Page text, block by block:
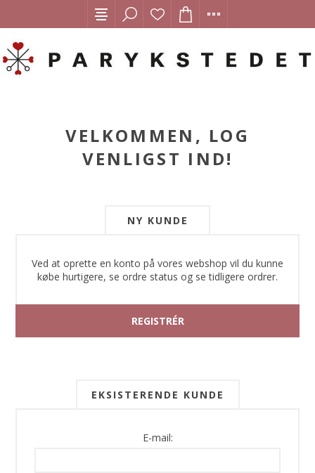
VELKOMMEN, LOG
VENLIGST IND!
NY KUNDE
Ved at oprette en konto på vores webshop vil du kunne
købe hurtigere, se ordre status og se tidligere ordrer.
EKSISTERENDE KUNDE
E-mail: